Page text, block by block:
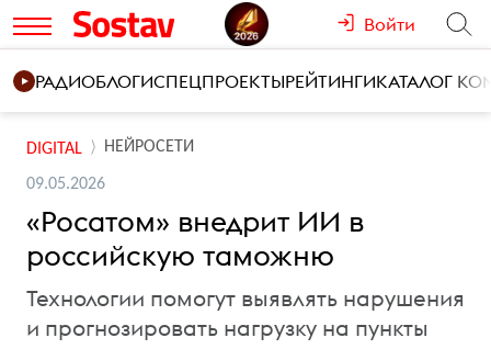
Войти
РАДИОБЛОГИСПЕЦПРОЕКТЫРЕЙТИНГИКАТАЛОГ
DIGITAL НЕЙРОСЕТИ
09.05.2026
«Росатом» внедрит ИИ в
российскую таможню
Технологии помогут выявлять нарушения
и прогнозировать нагрузку на пункты